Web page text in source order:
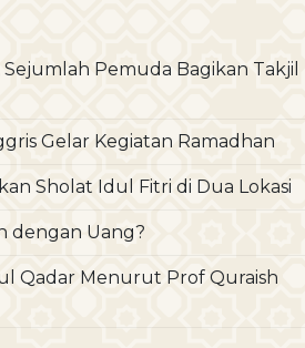
Pemuda Bagikan Takjil
Gelar Kegiatan Ramadhan
Sholat Idul Fitri di Dua Lokasi
dengan Uang?
Qadar Menurut Prof Quraish